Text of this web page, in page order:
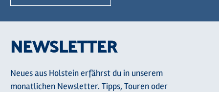
NEWSLETTER
Neues aus Holstein erfährst du in unserem
monatlichen Newsletter. Tipps, Touren oder